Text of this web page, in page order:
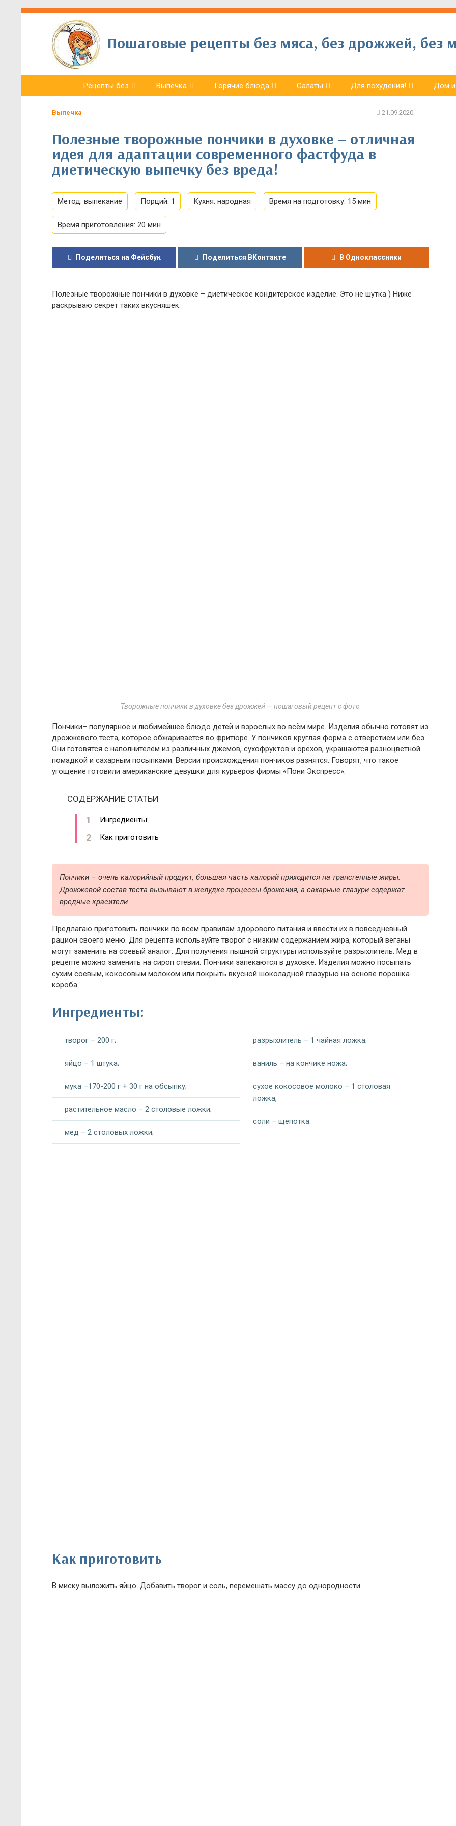
Пошаговые рецепты без мяса, без дрожжей, без
Рецепты без Выпечка Горячие блюда Салаты Для похудения! Дом и
Выпечка
Полезные творожные пончики в духовке – отличная
идея для адаптации современного фастфуда в
диетическую выпечку без вреда!
Метод: выпекание Порций: 1 Кухня: народная Время на подготовку: 15 мин
Время приготовления: 20 мин
Поделиться на Фейсбук Поделиться ВКонтакте В Одноклассники
Полезные творожные пончики в духовке – диетическое кондитерское изделие. Это не шутка ) Ниже
раскрываю секрет таких вкусняшек.
Творожные пончики в духовке без дрожжей — пошаговый рецепт с фото
Пончики– популярное и любимейшее блюдо детей и взрослых во всём мире. Изделия обычно готовят из
дрожжевого теста, которое обжаривается во фритюре. У пончиков круглая форма с отверстием или без.
Они готовятся с наполнителем из различных джемов, сухофруктов и орехов, украшаются разноцветной
помадкой и сахарным посыпками. Версии происхождения пончиков разнятся. Говорят, что такое
угощение готовили американские девушки для курьеров фирмы «Пони Экспресс».
СОДЕРЖАНИЕ СТАТЬИ
Ингредиенты:
Как приготовить
Пончики – очень калорийный продукт, большая часть калорий приходится на трансгенные жиры.
Дрожжевой состав теста вызывают в желудке процессы брожения, а сахарные глазури содержат
вредные красители.
Предлагаю приготовить пончики по всем правилам здорового питания и ввести их в повседневный
рацион своего меню. Для рецепта используйте творог с низким содержанием жира, который веганы
могут заменить на соевый аналог. Для получения пышной структуры используйте разрыхлитель. Мед в
рецепте можно заменить на сироп стевии. Пончики запекаются в духовке. Изделия можно посыпать
сухим соевым, кокосовым молоком или покрыть вкусной шоколадной глазурью на основе порошка
кэроба.
Ингредиенты:
творог – 200 г;
яйцо – 1 штука;
мука –170-200 г + 30 г на обсыпку;
растительное масло – 2 столовые ложки;
мед – 2 столовых ложки;
разрыхлитель – 1 чайная ложка;
ваниль – на кончике ножа;
сухое кокосовое молоко – 1 столовая
ложка;
соли – щепотка.
Как приготовить
В миску выложить яйцо. Добавить творог и соль, перемешать массу до однородности.